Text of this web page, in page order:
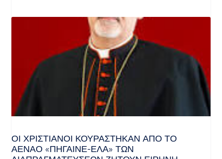
ΟΙ ΧΡΙΣΤΙΑΝΟΊ ΚΟΥΡΆΣΤΗΚΑΝ ΑΠΌ ΤΟ
ΑΈΝΑΟ «ΠΉΓΑΙΝΕ-ΈΛΑ» ΤΩΝ